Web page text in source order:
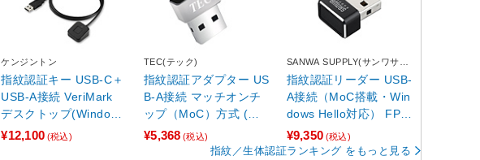
ケンジントン
指紋認証キー USB-C＋
USB-A接続 VeriMark
デスクトップ(Windows
11対応) K62330WWA
¥12,100 (税込)
TEC(テック)
指紋認証アダプター US
B-A接続 マッチオンチ
ップ（MoC）方式 (Win
dows11対応) TE-FPA3
¥5,368 (税込)
SANWA SUPPLY(サンワサプ
ライ)
指紋認証リーダー USB-
A接続（MoC搭載・Win
dows Hello対応） FP-
RD5
¥9,350 (税込)
指紋／生体認証ランキング をもっと見る